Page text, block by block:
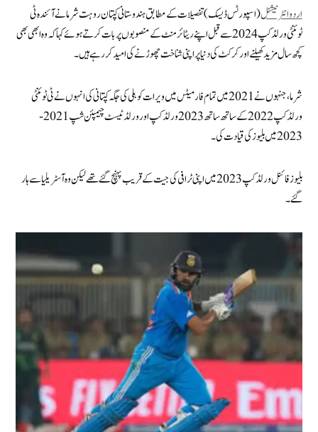
اردو انٹرنیشنل(اسپورٹس ڈیسک) تفصیلات کے مطابق ہندوستانی کپتان روہت شرما نے آئندہ ٹی
ٹوئنٹی ورلڈ کپ 2024 سے قبل اپنے ریٹائرمنٹ کے منصوبوں پر بات کرتے ہوئے کہا کہ وہ ابھی بھی
کچھ سال مزید کھیلنے اور کرکٹ کی دنیا پر اپنی شناخت چھوڑنے کی امید کر رہے ہیں۔
شرما، جنہوں نے 2021 میں تمام فارمیٹس میں ویرات کوہلی کی جگہ کپتانی کی انہوں نے ٹی ٹوئنٹی
ورلڈ کپ 2022 کے ساتھ ساتھ 2023 ورلڈ کپ اور ورلڈ ٹیسٹ چیمپئن شپ 2021-
2023 میں بلیوز کی قیادت کی۔
بلیوز فائنل ورلڈ کپ 2023 میں اپنی ٹرافی کی جیت کے قریب پہنچ گئے تھے لیکن وہ آسٹریلیا سے ہار
گئے۔